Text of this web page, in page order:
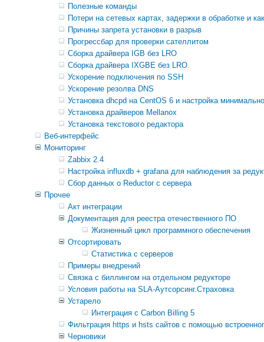
Полезные команды
Потери на сетевых картах, задержки в обработке и
Причины запрета установки в разрыв
Прогрессбар для проверки сателлитом
Сборка драйвера IGB без LRO
Сборка драйвера IXGBE без LRO.
Ускорение подключения по SSH
Ускорение резолва DNS
Установка dhcpd на CentOS 6 и настройка
Установка драйверов Mellanox
Установка текстового редактора
Веб-интерфейс
Мониторинг
Zabbix 2.4
Настройка influxdb + grafana для наблюдения за
Сбор данных о Reductor с сервера
Прочее
Акт интеграции
Документация для реестра отечественного ПО
Жизненный цикл программного обеспечения
Отсортировать
Статистика с серверов
Примеры внедрений
Связка с биллингом на отдельном редукторе
Условия работы на SLA-Аутсорсинг.Страховка
Устарело
Интеграция с Carbon Billing 5
Фильтрация https и hsts сайтов с помощью
Черновики